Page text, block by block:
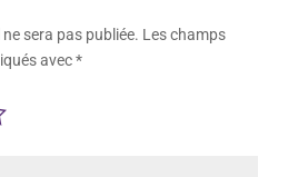
sera pas publiée. Les champs
avec*